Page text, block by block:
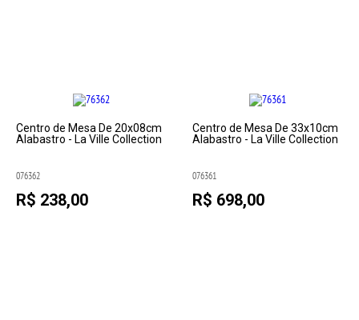
Centro de Mesa De 20x08cm
Alabastro - La Ville Collection
076362
R$ 238,00
Centro de Mesa De 33x10cm
Alabastro - La Ville Collection
076361
R$ 698,00